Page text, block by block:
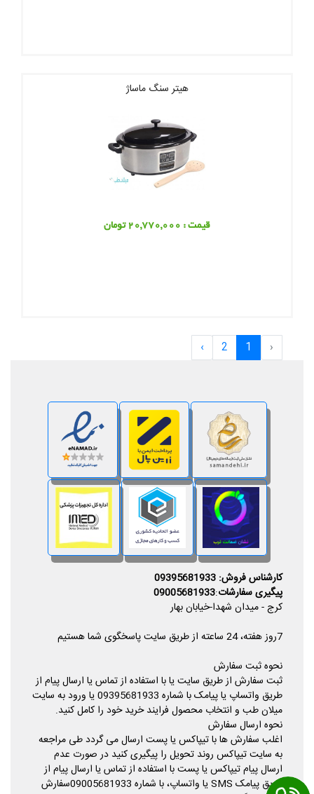
هیتر سنگ ماساژ
قیمت : 20,770,000 تومان
‹
1
2
›
کارشناس فروش: 09395681933
پیگیری سفارشات:
09005681933
کرج - میدان شهدا-خیابان بهار
7روز هفته، 24 ساعته از طریق سایت پاسخگوی شما هستیم
نحوه ثبت سفارش
ثبت سفارش از طریق سایت یا با استفاده از تماس یا ارسال پیام از
طریق واتساپ یا پیامک با شماره 09395681933 یا ورود به سایت
میلان طب و انتخاب محصول فرایند خرید خود را کامل کنید.
نحوه ارسال سفارش
اغلب سفارش ها با تیپاکس یا پست ارسال می گردد طی مراجعه
به سایت تیپاکس روند تحویل را پیگیری کنید در صورت عدم
ارسال پیام تیپاکس یا پست با استفاده از تماس یا ارسال پیام از
طریق پیامک SMS یا واتساپ، با شماره 09005681933سفارش